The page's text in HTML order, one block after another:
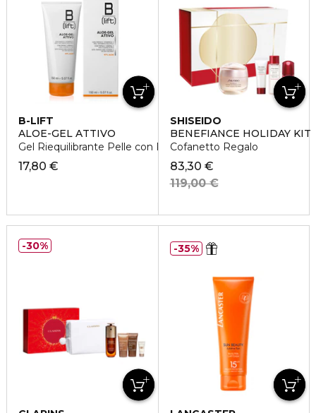
B-LIFT
ALOE-GEL ATTIVO
Gel Riequilibrante Pelle con Papaya
17,80 €
SHISEIDO
BENEFIANCE HOLIDAY KIT
Cofanetto Regalo
83,30 €
119,00 €
30% 35%